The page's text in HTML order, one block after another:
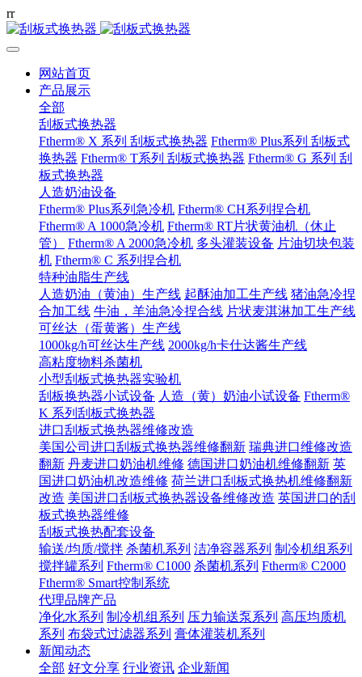
rr
网站首页
产品展示
全部
刮板式换热器
Ftherm® X 系列 刮板式换热器 Ftherm® Plus系列 刮板式
换热器 Ftherm® T系列 刮板式换热器 Ftherm® G 系列 刮
板式换热器
人造奶油设备
Ftherm® Plus系列急冷机 Ftherm® CH系列捏合机
Ftherm® A 1000急冷机 Ftherm® RT片状黄油机（休止
管）
Ftherm® A 2000急冷机 多头灌装设备 片油切块包装
机 Ftherm® C 系列捏合机
特种油脂生产线
人造奶油（黄油）生产线 起酥油加工生产线 猪油急冷捏
合加工线 牛油，羊油急冷捏合线 片状麦淇淋加工生产线
可丝达（蛋黄酱）生产线
1000kg/h可丝达生产线 2000kg/h卡仕达酱生产线
高粘度物料杀菌机
小型刮板式换热器实验机
刮板换热器小试设备 人造（黄）奶油小试设备 Ftherm®
K 系列刮板式换热器
进口刮板式换热器维修改造
美国公司进口刮板式换热器维修翻新 瑞典进口维修改造
翻新 丹麦进口奶油机维修 德国进口奶油机维修翻新 英
国进口奶油机改造维修 荷兰进口刮板式换热机维修翻新
改造 美国进口刮板式换热器设备维修改造 英国进口的刮
板式换热器维修
刮板式换热配套设备
输送/均质/搅拌 杀菌机系列 洁净容器系列 制冷机组系列
搅拌罐系列 Ftherm® C1000 杀菌机系列 Ftherm® C2000
Ftherm® Smart控制系统
代理品牌产品
净化水系列 制冷机组系列 压力输送泵系列 高压均质机
系列 布袋式过滤器系列 膏体灌装机系列
新闻动态
全部 好文分享 行业资讯 企业新闻